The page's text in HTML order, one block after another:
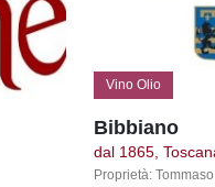
Vino Olio
Bibbiano
dal 1865,
Proprietà: